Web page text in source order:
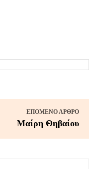
ΕΠΌΜΕΝΟ ΆΡΘΡΟ
Μαίρη Θηβαίου